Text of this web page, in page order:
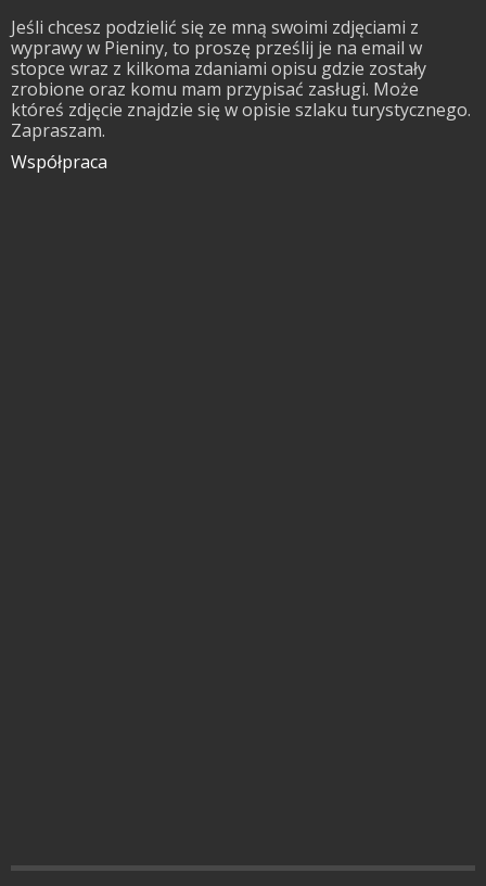
Jeśli chcesz podzielić się ze mną swoimi zdjęciami z
wyprawy w Pieniny, to proszę prześlij je na email w
stopce wraz z kilkoma zdaniami opisu gdzie zostały
zrobione oraz komu mam przypisać zasługi. Może
któreś zdjęcie znajdzie się w opisie szlaku turystycznego.
Zapraszam.
Współpraca